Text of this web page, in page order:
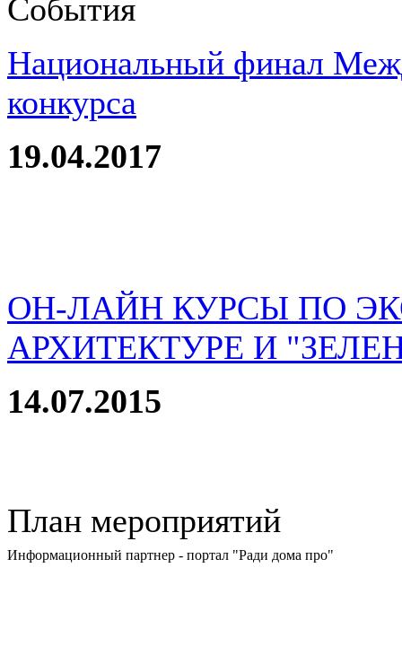
События
Национальный финал
конкурса
19.04.2017
ОН-ЛАЙН КУРСЫ ПО
АРХИТЕКТУРЕ И
14.07.2015
План мероприятий
Информационный партнер - портал "Ради дома про"